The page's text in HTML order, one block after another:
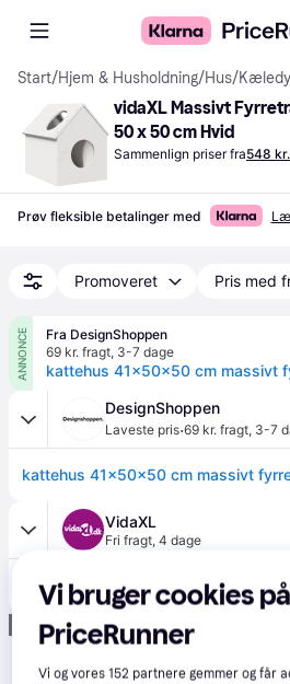
Start/Hjem & Husholdning/Hus/
vidaXL Massivt
50 x 50 cm Hvid
Sammenlign priser fra548 kr.
Prøv fleksible betalinger med
Promoveret Pris med
ANNONCE
Fra DesignShoppen
69 kr. fragt, 3-7 dage
kattehus 41x50x50 cm massivt
DesignShoppen
Laveste pris·69 kr. fragt, 3-7
kattehus 41x50x50 cm massivt
VidaXL
Fri fragt, 4 dage
vidaXL kattehus 41x50x50 cm massivt fyrretræ hvid
Annonce
Vi bruger cookies på
PriceRunner
Vi og vores152 partnere gemmer og får